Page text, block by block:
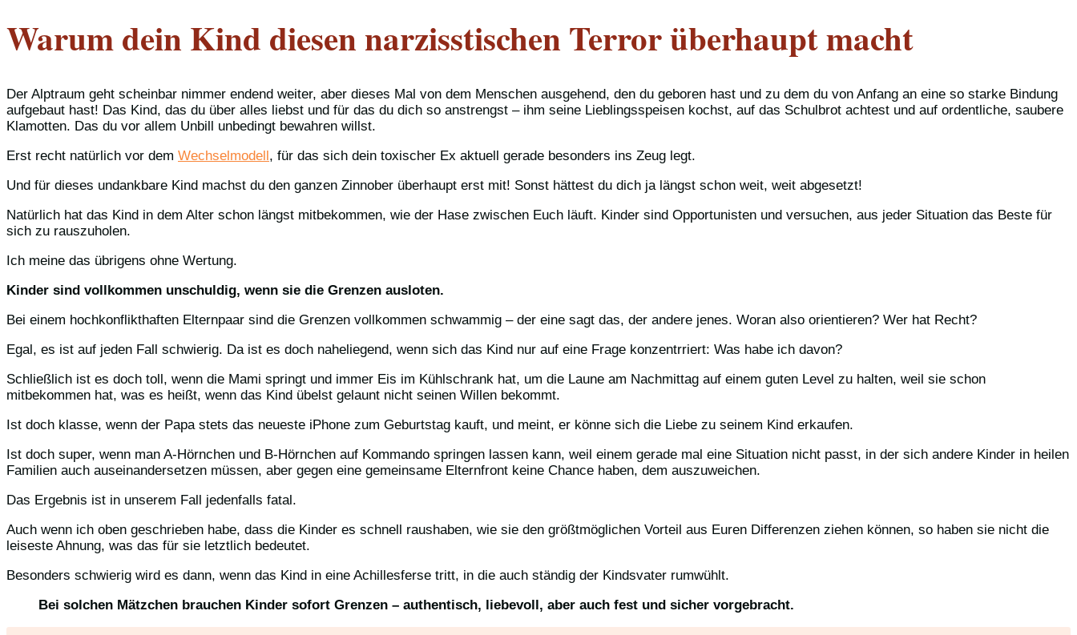
Warum dein Kind diesen narzisstischen Terror überhaupt macht
Der Alptraum geht scheinbar nimmer endend weiter, aber dieses Mal von dem Menschen ausgehend, den du geboren hast und zu dem du von Anfang an eine so starke Bindung
aufgebaut hast! Das Kind, das du über alles liebst und für das du dich so anstrengst – ihm seine Lieblingsspeisen kochst, auf das Schulbrot achtest und auf ordentliche, saubere
Klamotten. Das du vor allem Unbill unbedingt bewahren willst.
Erst recht natürlich vor dem Wechselmodell, für das sich dein toxischer Ex aktuell gerade besonders ins Zeug legt.
Und für dieses undankbare Kind machst du den ganzen Zinnober überhaupt erst mit! Sonst hättest du dich ja längst schon weit, weit abgesetzt!
Natürlich hat das Kind in dem Alter schon längst mitbekommen, wie der Hase zwischen Euch läuft. Kinder sind Opportunisten und versuchen, aus jeder Situation das Beste für
sich zu rauszuholen.
Ich meine das übrigens ohne Wertung.
Kinder sind vollkommen unschuldig, wenn sie die Grenzen ausloten.
Bei einem hochkonflikthaften Elternpaar sind die Grenzen vollkommen schwammig – der eine sagt das, der andere jenes. Woran also orientieren? Wer hat Recht?
Egal, es ist auf jeden Fall schwierig. Da ist es doch naheliegend, wenn sich das Kind nur auf eine Frage konzentrriert: Was habe ich davon?
Schließlich ist es doch toll, wenn die Mami springt und immer Eis im Kühlschrank hat, um die Laune am Nachmittag auf einem guten Level zu halten, weil sie schon
mitbekommen hat, was es heißt, wenn das Kind übelst gelaunt nicht seinen Willen bekommt.
Ist doch klasse, wenn der Papa stets das neueste iPhone zum Geburtstag kauft, und meint, er könne sich die Liebe zu seinem Kind erkaufen.
Ist doch super, wenn man A-Hörnchen und B-Hörnchen auf Kommando springen lassen kann, weil einem gerade mal eine Situation nicht passt, in der sich andere Kinder in heilen
Familien auch auseinandersetzen müssen, aber gegen eine gemeinsame Elternfront keine Chance haben, dem auszuweichen.
Das Ergebnis ist in unserem Fall jedenfalls fatal.
Auch wenn ich oben geschrieben habe, dass die Kinder es schnell raushaben, wie sie den größtmöglichen Vorteil aus Euren Differenzen ziehen können, so haben sie nicht die
leiseste Ahnung, was das für sie letztlich bedeutet.
Besonders schwierig wird es dann, wenn das Kind in eine Achillesferse tritt, in die auch ständig der Kindsvater rumwühlt.
Bei solchen Mätzchen brauchen Kinder sofort Grenzen – authentisch, liebevoll, aber auch fest und sicher vorgebracht.